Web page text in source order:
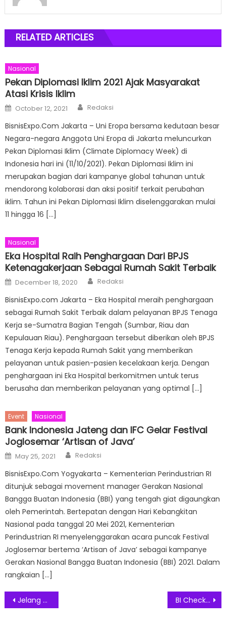
RELATED ARTICLES
Nasional
Pekan Diplomasi Iklim 2021 Ajak Masyarakat
Atasi Krisis Iklim
Posted
on
October 12, 2021 Author
Redaksi
BisnisExpo.Com Jakarta – Uni Eropa bersama kedutaan besar
Negara-negara Anggota Uni Eropa di Jakarta meluncurkan
Pekan Diplomasi Iklim (Climate Diplomacy Week) di
Indonesia hari ini (11/10/2021). Pekan Diplomasi Iklim ini
merupakan bagian dari kampanye global tahunan untuk
mendorong kolaborasi dan aksi positif terkait perubahan
iklim. Tahun ini Pekan Diplomasi Iklim diselenggarakan mulai
11 hingga 16 […]
Nasional
Eka Hospital Raih Penghargaan Dari BPJS
Ketenagakerjaan Sebagai Rumah Sakit Terbaik
Posted
on
December 18, 2020 Author
Redaksi
BisnisExpo.com Jakarta – Eka Hospital meraih penghargaan
sebagai Rumah Sakit Terbaik dalam pelayanan BPJS Tenaga
Kerja se-Sumatra Bagian Tengah (Sumbar, Riau dan
Kepulauan Riau). Penghargaan tersebut diberikan oleh BPJS
Tenaga Kerja kepada Rumah Sakit yang memberikan
pelayanan untuk pasien-pasien kecelakaan kerja. Dengan
penghargaan ini Eka Hospital berkomitmen untuk terus
berusaha dan memberikan pelayanan yang optimal […]
Event Nasional
Bank Indonesia Jateng dan IFC Gelar Festival
Joglosemar ‘Artisan of Java’
Posted
on
May 25, 2021 Author
Redaksi
BisnisExpo.Com Yogyakarta – Kementerian Perindustrian RI
ditunjuk sebagai movement manager Gerakan Nasional
Bangga Buatan Indonesia (BBI) yang tengah giat digaungkan
oleh Pemerintah. Bertepatan dengan Hari Kebangkitan
Nasional pada tanggal 20 Mei 2021, Kementerian
Perindustrian RI menyelenggarakan acara puncak Festival
Joglosemar bertema ‘Artisan of Java’ sebagai kampanye
Gerakan Nasional Bangga Buatan Indonesia (BBI) 2021. Dalam
rangkaian […]
Post
Jelang Akhir Tahun 2022, Harper MT Haryono Tawarkan Staycation Menarik BI Checking Kini SLIK OJK Dapat di Akses Lewat Internet